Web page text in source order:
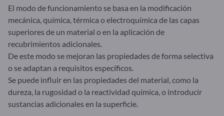
El modo de funcionamiento se basa en la modificación
mecánica, química, térmica o electroquímica de las capas
superiores de un material o en la aplicación de
recubrimientos adicionales.
De este modo se mejoran las propiedades de forma selectiva
o se adaptan a requisitos específicos.
Se puede influir en las propiedades del material, como la
dureza, la rugosidad o la reactividad química, o introducir
sustancias adicionales en la superficie.